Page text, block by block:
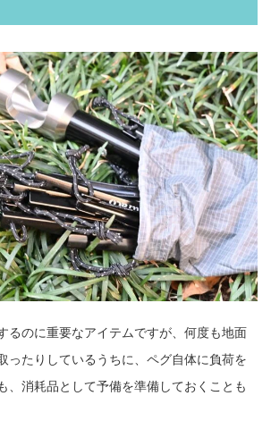
るのに重要なアイテムですが、何度も地面
ったりしているうちに、ペグ自体に負荷を
、消耗品として予備を準備しておくことも